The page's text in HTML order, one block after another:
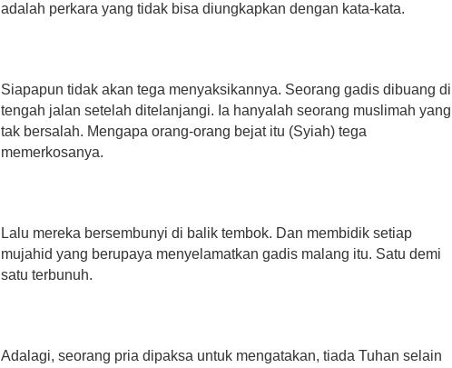
adalah perkara yang tidak bisa diungkapkan dengan kata-kata.
Siapapun tidak akan tega menyaksikannya. Seorang gadis dibuang di
tengah jalan setelah ditelanjangi. Ia hanyalah seorang muslimah yang
tak bersalah. Mengapa orang-orang bejat itu (Syiah) tega
memerkosanya.
Lalu mereka bersembunyi di balik tembok. Dan membidik setiap
mujahid yang berupaya menyelamatkan gadis malang itu. Satu demi
satu terbunuh.
Adalagi, seorang pria dipaksa untuk mengatakan, tiada Tuhan selain